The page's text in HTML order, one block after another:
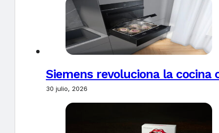
Siemens revoluciona la
30 julio, 2026